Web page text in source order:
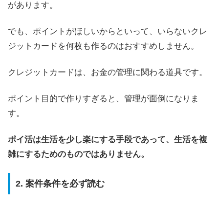
があります。
でも、ポイントがほしいからといって、いらないクレ
ジットカードを何枚も作るのはおすすめしません。
クレジットカードは、お金の管理に関わる道具です。
ポイント目的で作りすぎると、管理が面倒になりま
す。
ポイ活は生活を少し楽にする手段であって、生活を複
雑にするためのものではありません。
2. 案件条件を必ず読む